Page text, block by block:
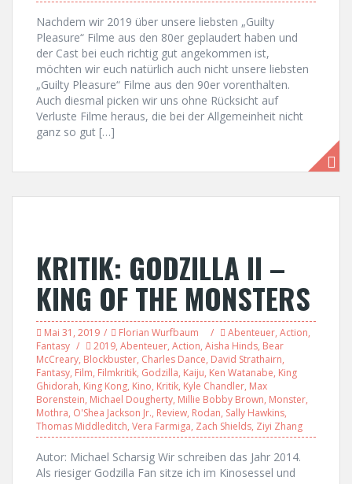
Nachdem wir 2019 über unsere liebsten „Guilty
Pleasure“ Filme aus den 80er geplaudert haben und
der Cast bei euch richtig gut angekommen ist,
möchten wir euch natürlich auch nicht unsere liebsten
„Guilty Pleasure“ Filme aus den 90er vorenthalten.
Auch diesmal picken wir uns ohne Rücksicht auf
Verluste Filme heraus, die bei der Allgemeinheit nicht
ganz so gut […]
KRITIK: GODZILLA II –
KING OF THE MONSTERS
Mai 31, 2019 Florian Wurfbaum Abenteuer, Action,
Fantasy
2019, Abenteuer, Action, Aisha Hinds, Bear
McCreary, Blockbuster, Charles Dance, David Strathairn,
Fantasy, Film, Filmkritik, Godzilla, Kaiju, Ken Watanabe, King
Ghidorah, King Kong, Kino, Kritik, Kyle Chandler, Max
Borenstein, Michael Dougherty, Millie Bobby Brown, Monster,
Mothra, O'Shea Jackson Jr., Review, Rodan, Sally Hawkins,
Thomas Middleditch, Vera Farmiga, Zach Shields, Ziyi Zhang
Autor: Michael Scharsig Wir schreiben das Jahr 2014.
Als riesiger Godzilla Fan sitze ich im Kinosessel und